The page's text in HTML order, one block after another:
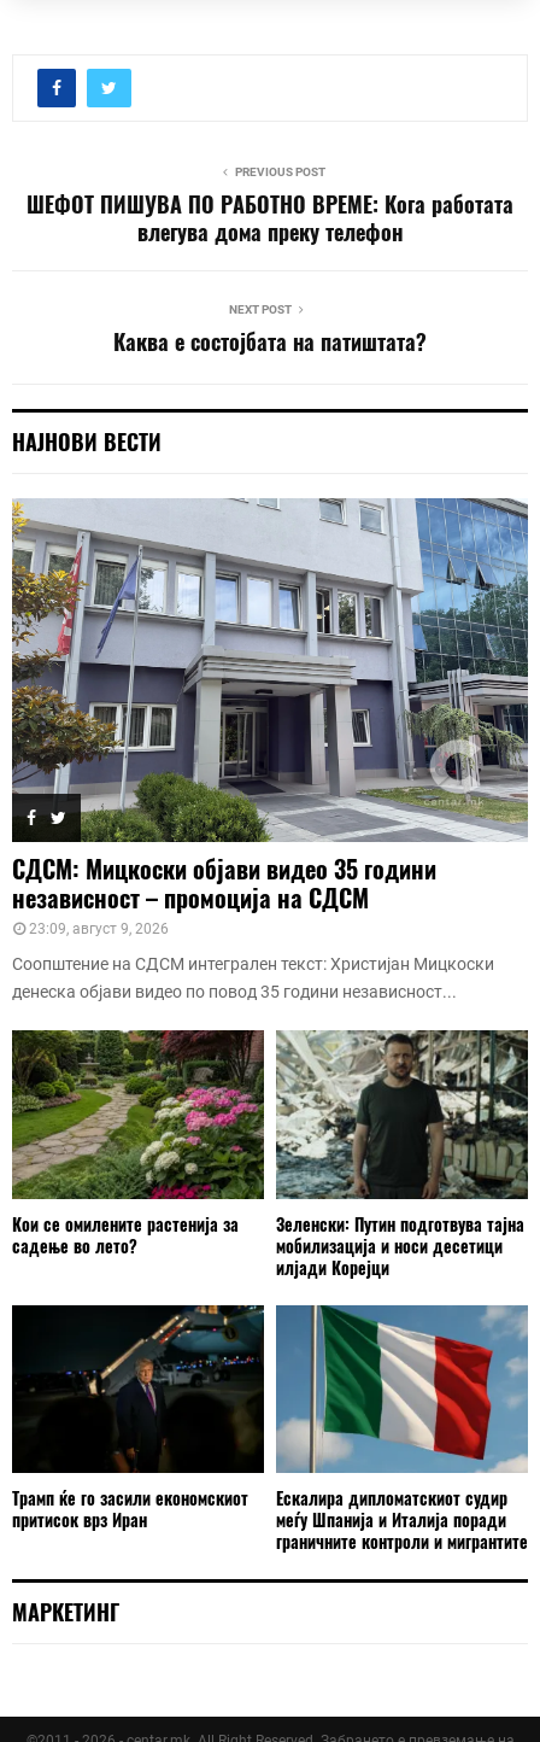
PREVIOUS POST
ШЕФОТ ПИШУВА ПО РАБОТНО ВРЕМЕ: Кога работата
влегува дома преку телефон
NEXT POST
Каква е состојбата на патиштата?
НАЈНОВИ ВЕСТИ
СДСМ: Мицкоски објави видео 35 години
независност – промоција на СДСМ
23:09, август 9, 2026
Соопштение на СДСМ интегрален текст: Христијан Мицкоски
денеска објави видео по повод 35 години независност...
Кои се омилените растенија за
садење во лето?
Зеленски: Путин подготвува тајна
мобилизација и носи десетици
илјади Корејци
Трамп ќе го засили економскиот
притисок врз Иран
Ескалира дипломатскиот судир
меѓу Шпанија и Италија поради
граничните контроли и мигрантите
МАРКЕТИНГ